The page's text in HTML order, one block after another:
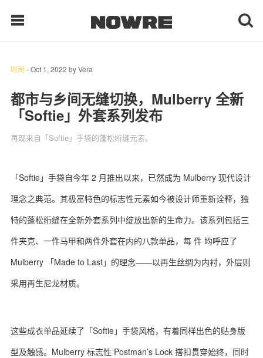
现客视点
时 尚
球 鞋
生 活
关于我们 联系我们
时尚 -Oct 1, 2022 byVera
都市与乡间无缝切换，Mulberry 全新
「Softie」外套系列发布
再现来自「Softie」手袋的蓬松绗缝元素。
「Softie」手袋自今年 2 月推出以来，已然成为 Mulberry 现代设计
理念之典范。其极富特色的标志性元素如今被设计师重新诠释，独
特的蓬松绗缝在全新外套系列中绽放出新的生命力。该系列包括三
件夹克、一件马甲和两件外套在内的八款单品，每 件 均呼应了
Mulberry 「Made to Last」的理念——以再生丝绸为内衬，外层则
采用再生尼龙材质。
这些成衣单品延续了「Softie」手袋风格，有着同样出色的贴身版
型及触感。Mulberry 标志性 Postman’s Lock 搭扣贯穿始终，同时